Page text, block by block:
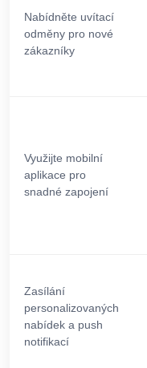
Nabídněte uvítací
odměny pro nové
zákazníky
Využijte mobilní
aplikace pro
snadné zapojení
Zasílání
personalizovaných
nabídek a push
notifikací